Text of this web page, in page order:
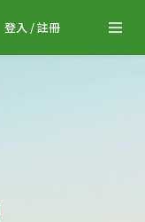
登入 / 註冊